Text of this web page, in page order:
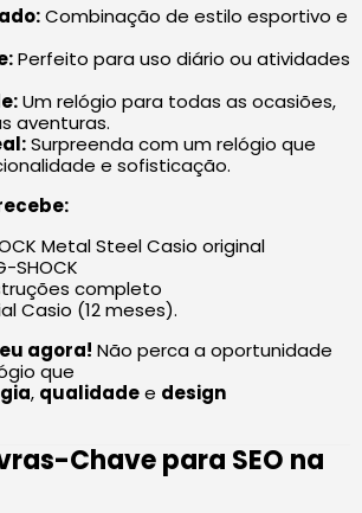
Combinação de estilo esportivo e
Perfeito para uso diário ou atividades
Um relógio para todas as ocasiões,
aventuras.
Surpreenda com um relógio que
e sofisticação.
Metal Steel Casio original
SHOCK
completo
Casio (12 meses).
agora! Não perca a oportunidade
que
, qualidadee design
Chave para SEO na